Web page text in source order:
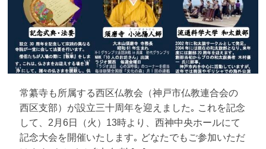
常纂寺も所属する西区仏教会（神戸市仏教連合会の
西区支部）が設立三十周年を迎えました｡ これを記念
して、2月6日（火）13時より、西神中央ホールにて
記念大会を開催いたします｡ どなたでもご参加いただ